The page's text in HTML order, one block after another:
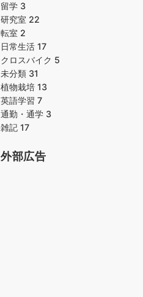
留学 3
研究室 22
転室 2
日常生活 17
クロスバイク 5
未分類 31
植物栽培 13
英語学習 7
通勤・通学 3
雑記 17
外部広告